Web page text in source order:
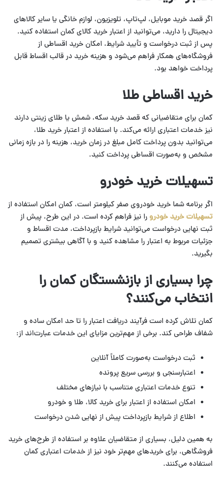
اگر قصد خرید موبایل، لپ‌تاپ، تلویزیون، لوازم خانگی یا سایر کالاهای
دیجیتال را دارید، می‌توانید از اعتبار خرید کالای کمان استفاده کنید.
پس از ثبت درخواست و تأیید شرایط، امکان خرید اقساطی از
فروشگاه‌های همکار فراهم می‌شود و هزینه خرید در قالب اقساط قابل
پرداخت خواهد بود.
خرید اقساطی طلا
کمان برای متقاضیانی که قصد خرید سکه، شمش یا طلای زینتی دارند
نیز خدمات اعتباری ارائه می‌کند. با استفاده از اعتبار خرید طلا،
می‌توانید بدون پرداخت کامل مبلغ در زمان خرید، هزینه را در بازه زمانی
مشخص و به‌صورت اقساطی پرداخت کنید.
تسهیلات خرید خودرو
اگر برنامه شما خرید خودروی صفر کیلومتر است، کمان امکان استفاده از
تسهیلات خرید خودرو را نیز فراهم کرده است. در این طرح، پیش از
ثبت نهایی درخواست می‌توانید شرایط بازپرداخت، مدت اقساط و
جزئیات مربوط به اعتبار را مشاهده کنید و با آگاهی بیشتری تصمیم
بگیرید.
چرا بسیاری از بازنشستگان کمان را
انتخاب می‌کنند؟
کمان تلاش کرده است فرآیند دریافت اعتبار را تا حد امکان ساده و
شفاف طراحی کند. برخی از مهم‌ترین مزایای این خدمات عبارت‌اند از:
ثبت درخواست به‌صورت کاملاً آنلاین
اعتبارسنجی و بررسی سریع پرونده
تنوع خدمات اعتباری متناسب با نیازهای مختلف
امکان استفاده از اعتبار برای خرید کالا، طلا و خودرو
اطلاع از شرایط بازپرداخت پیش از نهایی شدن درخواست
به همین دلیل، بسیاری از متقاضیان علاوه بر استفاده از طرح‌های خرید
فروشگاهی، برای خریدهای مهم‌تر خود نیز از خدمات اعتباری کمان
استفاده می‌کنند.